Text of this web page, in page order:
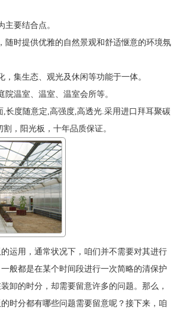
主要结合点。
随时提供优雅的自然景观和舒适惬意的环境氛
，集生态、观光及休闲等功能于一体。
院温室、温室、温室会所等。
,长度随意定,高强度,高透光.采用进口拜耳聚碳
，阳光板，十年品质保证。
运用，通常状况下，咱们并不需要对其进行
般都是在某个时间段进行一次简略的清保护
卸的时分，却需要留意许多的问题。那么，
时分都有哪些问题需要留意呢？接下来，咱